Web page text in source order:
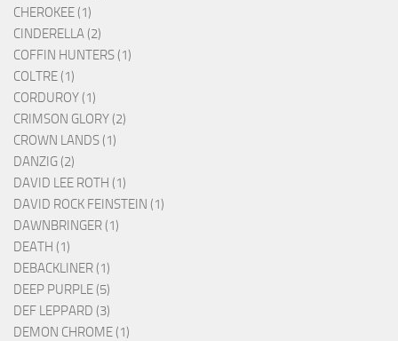
CHEROKEE (1)
CINDERELLA (2)
COFFIN HUNTERS (1)
COLTRE (1)
CORDUROY (1)
CRIMSON GLORY (2)
CROWN LANDS (1)
DANZIG (2)
DAVID LEE ROTH (1)
DAVID ROCK FEINSTEIN (1)
DAWNBRINGER (1)
DEATH (1)
DEBACKLINER (1)
DEEP PURPLE (5)
DEF LEPPARD (3)
DEMON CHROME (1)